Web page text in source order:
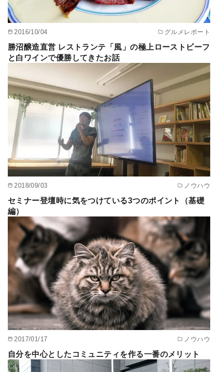
2016/10/04 グルメレポート
勝沼醸造直営 レストランテ「風」の極上ローストビーフ
と白ワインで優勝してきたお話
2018/09/03 ノウハウ
セミナー登壇時に気をつけている3つのポイント（基礎
編）
2017/01/17 ノウハウ
自分を中心としたコミュニティを作る一番のメリット